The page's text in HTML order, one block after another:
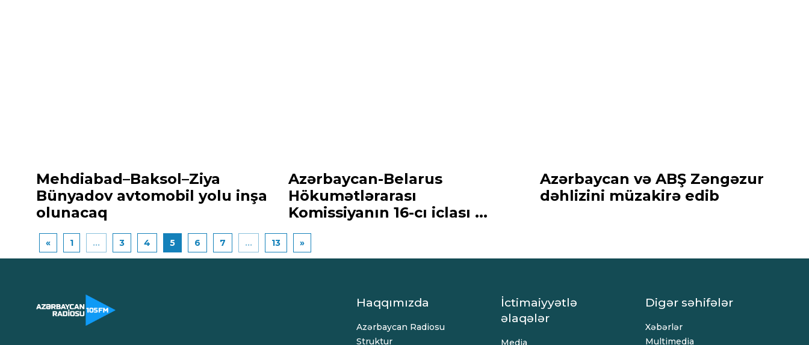
Mehdiabad–Baksol–Ziya
Bünyadov avtomobil yolu inşa
olunacaq
Azərbaycan-Belarus
Hökumətlərarası
Komissiyanın 16-cı iclası ...
Azərbaycan və ABŞ Zəngəzur
dəhlizini müzakirə edib
« 1 ... 3 4 5 6 7 ... 13 »
Haqqımızda
Azərbaycan Radiosu
Struktur
İctimaiyyətlə
əlaqələr
Media
Digər səhifələr
Xəbərlər
Multimedia